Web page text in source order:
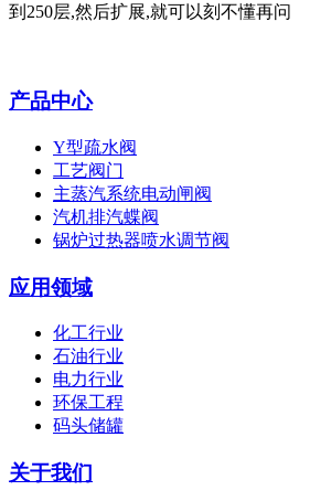
到250层,然后扩展,就可以刻不懂再问
产品中心
Y型疏水阀
工艺阀门
主蒸汽系统电动闸阀
汽机排汽蝶阀
锅炉过热器喷水调节阀
应用领域
化工行业
石油行业
电力行业
环保工程
码头储罐
关于我们